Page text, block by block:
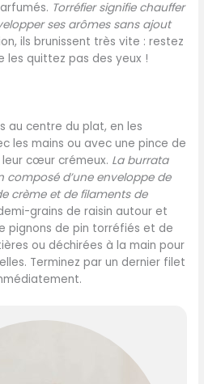
Torréfier signifie chauffer
ses arômes sans ajout
ils brunissent très vite : restez
les quittez pas des yeux !
au centre du plat, en les
les mains ou avec une pince de
leur cœur crémeux. La burrata
composé d’une enveloppe de
crème et de filaments de
grains de raisin autour et
pignons de pin torréfiés et de
ou déchirées à la main pour
Terminez par un dernier filet